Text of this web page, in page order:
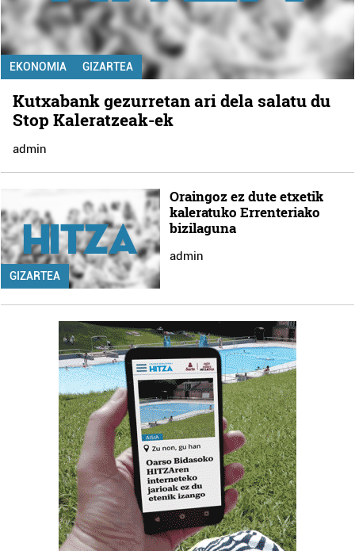
EKONOMIA GIZARTEA
Kutxabank gezurretan ari dela salatu du
Stop Kaleratzeak-ek
admin
GIZARTEA
Oraingoz ez dute etxetik
kaleratuko Errenteriako
bizilaguna
admin